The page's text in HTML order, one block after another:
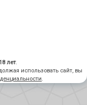
лет.
использовать сайт, вы
.